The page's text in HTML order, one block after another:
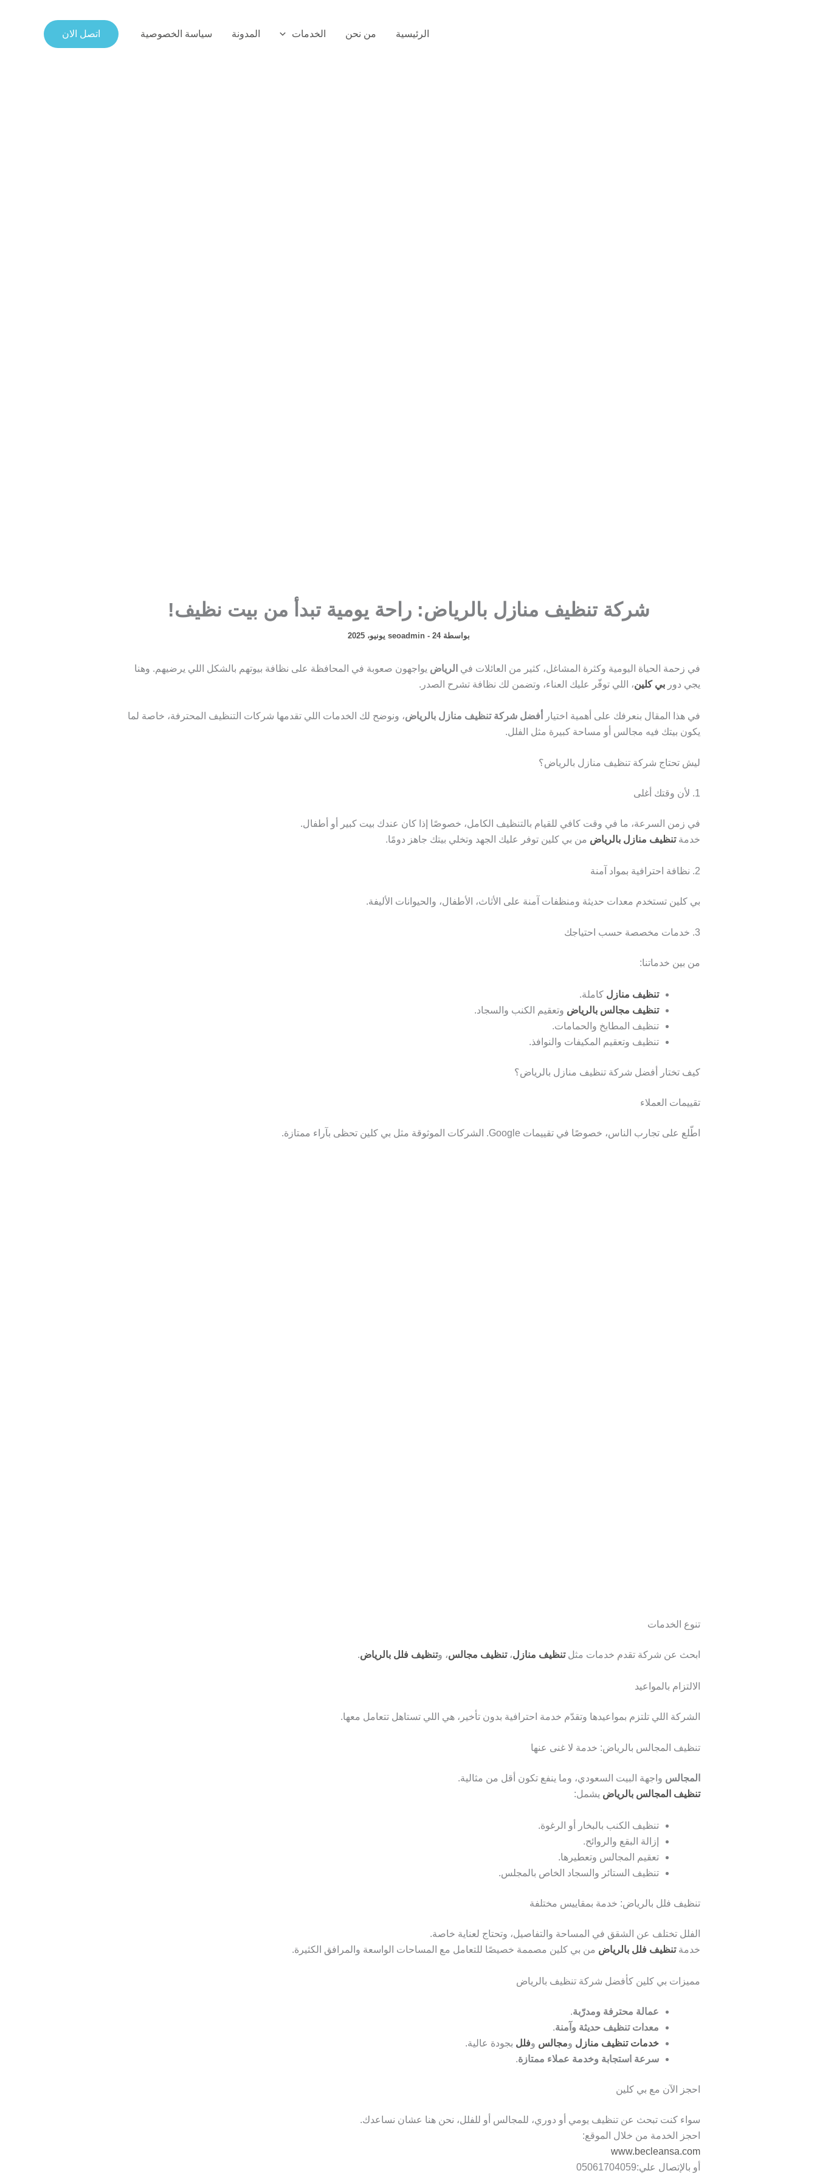
الرئيسية من نحن الخدمات المدونة سياسة الخصوصية اتصل الان
شركة تنظيف منازل بالرياض: راحة يومية تبدأ من بيت نظيف!
بواسطة seoadmin - 24 يونيو، 2025
في زحمة الحياة اليومية وكثرة المشاغل، كثير من العائلات في الرياض يواجهون صعوبة في المحافظة على نظافة بيوتهم بالشكل اللي يرضيهم. وهنا
يجي دور بي كلين، اللي توفّر عليك العناء، وتضمن لك نظافة تشرح الصدر.
في هذا المقال بنعرفك على أهمية اختيار أفضل شركة تنظيف منازل بالرياض، ونوضح لك الخدمات اللي تقدمها شركات التنظيف المحترفة، خاصة لما
يكون بيتك فيه مجالس أو مساحة كبيرة مثل الفلل.
ليش تحتاج شركة تنظيف منازل بالرياض؟
1. لأن وقتك أغلى
في زمن السرعة، ما في وقت كافي للقيام بالتنظيف الكامل، خصوصًا إذا كان عندك بيت كبير أو أطفال.
خدمةتنظيف منازل بالرياض من بي كلين توفر عليك الجهد وتخلي بيتك جاهز دومًا.
2. نظافة احترافية بمواد آمنة
بي كلين تستخدم معدات حديثة ومنظفات آمنة على الأثاث، الأطفال، والحيوانات الأليفة.
3. خدمات مخصصة حسب احتياجك
من بين خدماتنا:
تنظيف منازل كاملة.
تنظيف مجالس بالرياض وتعقيم الكنب والسجاد.
تنظيف المطابخ والحمامات.
تنظيف وتعقيم المكيفات والنوافذ.
كيف تختار أفضل شركة تنظيف منازل بالرياض؟
تقييمات العملاء
اطّلع على تجارب الناس، خصوصًا في تقييمات Google. الشركات الموثوقة مثل بي كلين تحظى بآراء ممتازة.
تنوع الخدمات
ابحث عن شركة تقدم خدمات مثلتنظيف منازل،تنظيف مجالس، وتنظيف فلل بالرياض.
الالتزام بالمواعيد
الشركة اللي تلتزم بمواعيدها وتقدّم خدمة احترافية بدون تأخير، هي اللي تستاهل تتعامل معها.
تنظيف المجالس بالرياض: خدمة لا غنى عنها
المجالس واجهة البيت السعودي، وما ينفع تكون أقل من مثالية.
تنظيف المجالس بالرياض يشمل:
تنظيف الكنب بالبخار أو الرغوة.
إزالة البقع والروائح.
تعقيم المجالس وتعطيرها.
تنظيف الستائر والسجاد الخاص بالمجلس.
تنظيف فلل بالرياض: خدمة بمقاييس مختلفة
الفلل تختلف عن الشقق في المساحة والتفاصيل، وتحتاج لعناية خاصة.
خدمةتنظيف فلل بالرياض من بي كلين مصممة خصيصًا للتعامل مع المساحات الواسعة والمرافق الكثيرة.
مميزات بي كلين كأفضل شركة تنظيف بالرياض
عمالة محترفة ومدرّبة.
معدات تنظيف حديثة وآمنة.
خدمات تنظيف منازل ومجالس وفلل بجودة عالية.
سرعة استجابة وخدمة عملاء ممتازة.
احجز الآن مع بي كلين
سواء كنت تبحث عن تنظيف يومي أو دوري، للمجالس أو للفلل، نحن هنا عشان نساعدك.
احجز الخدمة من خلال الموقع:
www.becleansa.com
أو بالإتصال علي:05061704059